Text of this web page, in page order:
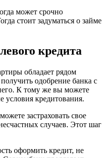
может срочно
стоит задуматься о займе
кредита
обладает рядом
одобрение банка с
К тому же вы можете
условия кредитования.
застраховать свое
случаев. Этот шаг
оформить кредит, не